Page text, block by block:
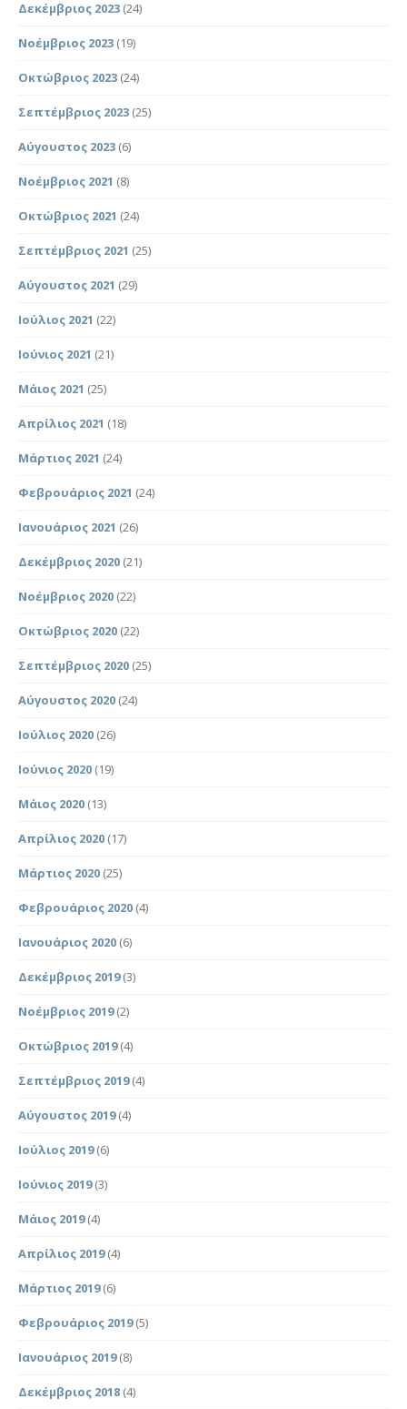
Δεκέμβριος 2023 (24)
Νοέμβριος 2023 (19)
Οκτώβριος 2023 (24)
Σεπτέμβριος 2023 (25)
Αύγουστος 2023 (6)
Νοέμβριος 2021 (8)
Οκτώβριος 2021 (24)
Σεπτέμβριος 2021 (25)
Αύγουστος 2021 (29)
Ιούλιος 2021 (22)
Ιούνιος 2021 (21)
Μάιος 2021 (25)
Απρίλιος 2021 (18)
Μάρτιος 2021 (24)
Φεβρουάριος 2021 (24)
Ιανουάριος 2021 (26)
Δεκέμβριος 2020 (21)
Νοέμβριος 2020 (22)
Οκτώβριος 2020 (22)
Σεπτέμβριος 2020 (25)
Αύγουστος 2020 (24)
Ιούλιος 2020 (26)
Ιούνιος 2020 (19)
Μάιος 2020 (13)
Απρίλιος 2020 (17)
Μάρτιος 2020 (25)
Φεβρουάριος 2020 (4)
Ιανουάριος 2020 (6)
Δεκέμβριος 2019(3)
Νοέμβριος 2019(2)
Οκτώβριος 2019(4)
Σεπτέμβριος 2019(4)
Αύγουστος 2019(4)
Ιούλιος 2019(6)
Ιούνιος 2019(3)
Μάιος 2019(4)
Απρίλιος 2019(4)
Μάρτιος 2019(6)
Φεβρουάριος 2019(5)
Ιανουάριος 2019(8)
Δεκέμβριος 2018 (4)